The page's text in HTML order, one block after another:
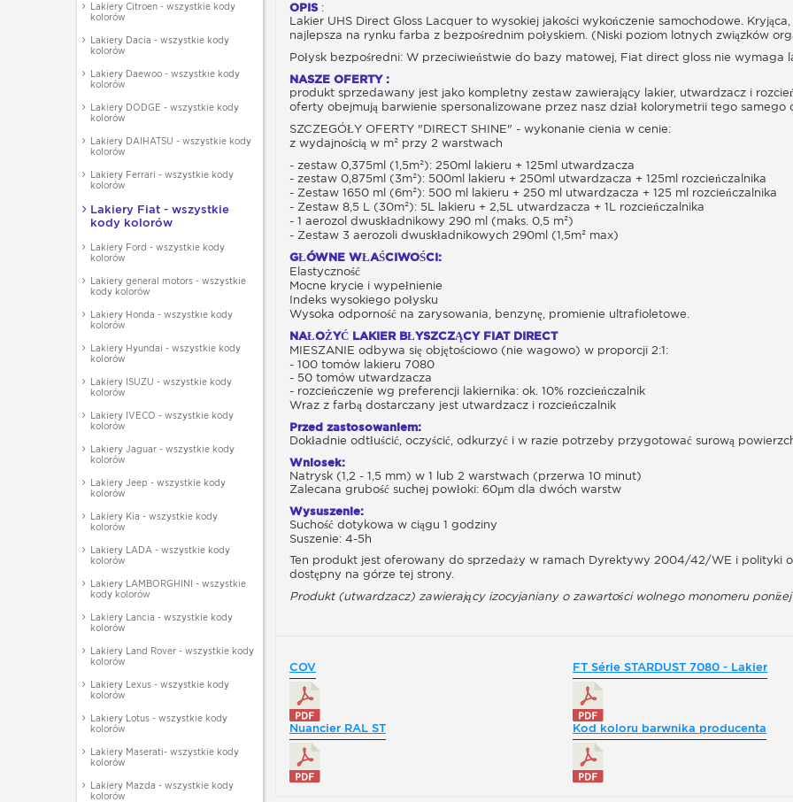
Lakiery Citroen - wszystkie kody
kolorów
Lakiery Dacia - wszystkie kody
kolorów
Lakiery Daewoo - wszystkie kody
kolorów
Lakiery DODGE - wszystkie kody
kolorów
Lakiery DAIHATSU - wszystkie kody
kolorów
Lakiery Ferrari - wszystkie kody
kolorów
Lakiery Fiat - wszystkie
kody kolorów
Lakiery Ford - wszystkie kody
kolorów
Lakiery general motors - wszystkie
kody kolorów
Lakiery Honda - wszystkie kody
kolorów
Lakiery Hyundai - wszystkie kody
kolorów
Lakiery ISUZU - wszystkie kody
kolorów
Lakiery IVECO - wszystkie kody
kolorów
Lakiery Jaguar - wszystkie kody
kolorów
Lakiery Jeep - wszystkie kody
kolorów
Lakiery Kia - wszystkie kody
kolorów
Lakiery LADA - wszystkie kody
kolorów
Lakiery LAMBORGHINI - wszystkie
kody kolorów
Lakiery Lancia - wszystkie kody
kolorów
Lakiery Land Rover - wszystkie kody
kolorów
Lakiery Lexus - wszystkie kody
kolorów
Lakiery Lotus - wszystkie kody
kolorów
Lakiery Maserati- wszystkie kody
kolorów
Lakiery Mazda - wszystkie kody
kolorów
OPIS :
Lakier UHS Direct Gloss Lacquer to wysokiej jakości wykończenie samochodowe.
najlepsza na rynku farba z bezpośrednim połyskiem. (Niski poziom lotnych związków
Połysk bezpośredni: W przeciwieństwie do bazy matowej, Fiat direct gloss nie wymaga
NASZE OFERTY :
produkt sprzedawany jest jako kompletny zestaw zawierający lakier, utwardzacz i
oferty obejmują barwienie spersonalizowane przez nasz dział kolorymetrii tego samego
SZCZEGÓŁY OFERTY "DIRECT SHINE" - wykonanie cienia w cenie:
z wydajnością w m² przy 2 warstwach
- zestaw 0,375ml (1,5m²): 250ml lakieru + 125ml utwardzacza
- zestaw 0,875ml (3m²): 500ml lakieru + 250ml utwardzacza + 125ml rozcieńczalnika
- Zestaw 1650 ml (6m²): 500 ml lakieru + 250 ml utwardzacza + 125 ml rozcieńczalnika
- Zestaw 8,5 L (30m²): 5L lakieru + 2,5L utwardzacza + 1L rozcieńczalnika
- 1 aerozol dwuskładnikowy 290 ml (maks. 0,5 m²)
- Zestaw 3 aerozoli dwuskładnikowych 290ml (1,5m² max)
GŁÓWNE WŁAŚCIWOŚCI:
Elastyczność
Mocne krycie i wypełnienie
Indeks wysokiego połysku
Wysoka odporność na zarysowania, benzynę, promienie ultrafioletowe.
NAŁOŻYĆ LAKIER BŁYSZCZĄCY FIAT DIRECT
MIESZANIE odbywa się objętościowo (nie wagowo) w proporcji 2:1:
- 100 tomów lakieru 7080
- 50 tomów utwardzacza
- rozcieńczenie wg preferencji lakiernika: ok. 10% rozcieńczalnik
Wraz z farbą dostarczany jest utwardzacz i rozcieńczalnik
Przed zastosowaniem:
Dokładnie odtłuścić, oczyścić, odkurzyć i w razie potrzeby przygotować surową
Wniosek:
Natrysk (1,2 - 1,5 mm) w 1 lub 2 warstwach (przerwa 10 minut)
Zalecana grubość suchej powłoki: 60µm dla dwóch warstw
Wysuszenie:
Suchość dotykowa w ciągu 1 godziny
Suszenie: 4-5h
Ten produkt jest oferowany do sprzedaży w ramach Dyrektywy 2004/42/WE i polityki
dostępny na górze tej strony.
Produkt (utwardzacz) zawierający izocyjaniany o zawartości wolnego monomeru
COV FT Série STARDUST 7080 - Lakier
Nuancier RAL ST Kod koloru barwnika producenta